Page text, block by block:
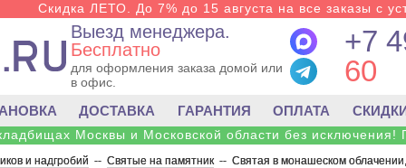
Скидка ЛЕТО. До 7% до 15 августа на все заказы с
Выезд менеджера.
Бесплатно
для оформления заказа домой или
в офис.
+7
60
ДОСТАВКА ГАРАНТИЯ ОПЛАТА
Москвы и Московской области без исключения!
и надгробий -- Святые на памятник -- Святая в монашеском